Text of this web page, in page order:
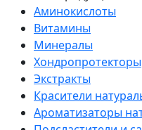
Аминокислоты
Витамины
Минералы
Хондропротекторы
Экстракты
Красители
Ароматизаторы